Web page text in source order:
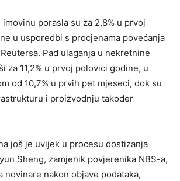
porasla su za 2,8% u prvoj
u usporedbi s procjenama povećanja
Pad ulaganja u nekretnine
za 11,2% u prvoj polovici godine, u
od 10,7% u prvih pet mjeseci, dok su
i proizvodnju također
još je uvijek u procesu dostizanja
Sheng, zamjenik povjerenika NBS-a,
novinare nakon objave podataka,